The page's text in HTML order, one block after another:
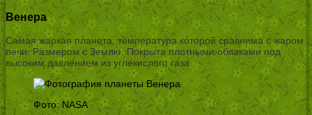
Венера
Самая жаркая планета, температура которой сравнима с жаром
печи. Размером с Землю. Покрыта плотными облаками под
высоким давлением из углекислого газа.
Фото: NASA